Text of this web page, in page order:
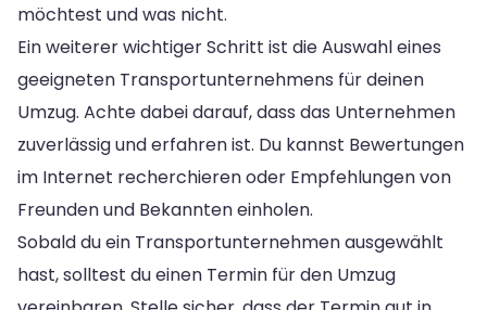
möchtest und was nicht.
Ein weiterer wichtiger Schritt ist die Auswahl eines
geeigneten Transportunternehmens für deinen
Umzug. Achte dabei darauf, dass das Unternehmen
zuverlässig und erfahren ist. Du kannst Bewertungen
im Internet recherchieren oder Empfehlungen von
Freunden und Bekannten einholen.
Sobald du ein Transportunternehmen ausgewählt
hast, solltest du einen Termin für den Umzug